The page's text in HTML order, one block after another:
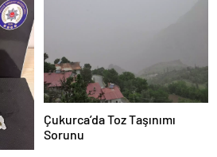
Çukurca’da Toz Taşınımı
Sorunu